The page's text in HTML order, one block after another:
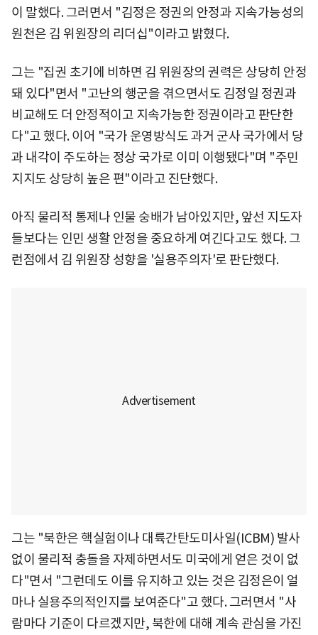
이 말했다. 그러면서 "김정은 정권의 안정과 지속가능성의
원천은 김 위원장의 리더십"이라고 밝혔다.
그는 "집권 초기에 비하면 김 위원장의 권력은 상당히 안정
돼 있다"면서 "고난의 행군을 겪으면서도 김정일 정권과
비교해도 더 안정적이고 지속가능한 정권이라고 판단한
다"고 했다. 이어 "국가 운영방식도 과거 군사 국가에서 당
과 내각이 주도하는 정상 국가로 이미 이행됐다"며 "주민
지지도 상당히 높은 편"이라고 진단했다.
아직 물리적 통제나 인물 숭배가 남아있지만, 앞선 지도자
들보다는 인민 생활 안정을 중요하게 여긴다고도 했다. 그
런점에서 김 위원장 성향을 '실용주의자'로 판단했다.
그는 "북한은 핵실험이나 대륙간탄도미사일(ICBM) 발사
없이 물리적 충돌을 자제하면서도 미국에게 얻은 것이 없
다"면서 "그런데도 이를 유지하고 있는 것은 김정은이 얼
마나 실용주의적인지를 보여준다"고 했다. 그러면서 "사
람마다 기준이 다르겠지만, 북한에 대해 계속 관심을 가진